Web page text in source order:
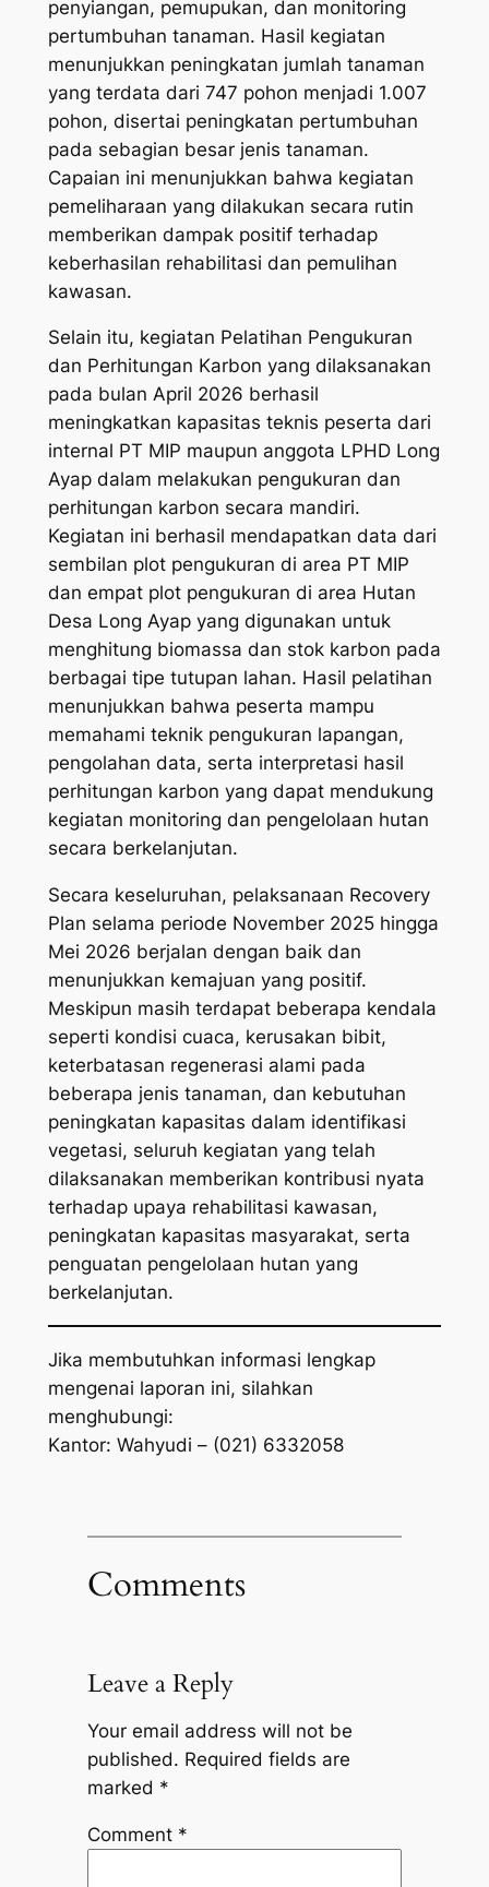
penyiangan, pemupukan, dan monitoring
pertumbuhan tanaman. Hasil kegiatan
menunjukkan peningkatan jumlah tanaman
yang terdata dari 747 pohon menjadi 1.007
pohon, disertai peningkatan pertumbuhan
pada sebagian besar jenis tanaman.
Capaian ini menunjukkan bahwa kegiatan
pemeliharaan yang dilakukan secara rutin
memberikan dampak positif terhadap
keberhasilan rehabilitasi dan pemulihan
kawasan.
Selain itu, kegiatan Pelatihan Pengukuran
dan Perhitungan Karbon yang dilaksanakan
pada bulan April 2026 berhasil
meningkatkan kapasitas teknis peserta dari
internal PT MIP maupun anggota LPHD Long
Ayap dalam melakukan pengukuran dan
perhitungan karbon secara mandiri.
Kegiatan ini berhasil mendapatkan data dari
sembilan plot pengukuran di area PT MIP
dan empat plot pengukuran di area Hutan
Desa Long Ayap yang digunakan untuk
menghitung biomassa dan stok karbon pada
berbagai tipe tutupan lahan. Hasil pelatihan
menunjukkan bahwa peserta mampu
memahami teknik pengukuran lapangan,
pengolahan data, serta interpretasi hasil
perhitungan karbon yang dapat mendukung
kegiatan monitoring dan pengelolaan hutan
secara berkelanjutan.
Secara keseluruhan, pelaksanaan Recovery
Plan selama periode November 2025 hingga
Mei 2026 berjalan dengan baik dan
menunjukkan kemajuan yang positif.
Meskipun masih terdapat beberapa kendala
seperti kondisi cuaca, kerusakan bibit,
keterbatasan regenerasi alami pada
beberapa jenis tanaman, dan kebutuhan
peningkatan kapasitas dalam identifikasi
vegetasi, seluruh kegiatan yang telah
dilaksanakan memberikan kontribusi nyata
terhadap upaya rehabilitasi kawasan,
peningkatan kapasitas masyarakat, serta
penguatan pengelolaan hutan yang
berkelanjutan.
Jika membutuhkan informasi lengkap
mengenai laporan ini, silahkan
menghubungi:
Kantor: Wahyudi – (021) 6332058
Comments
Leave a Reply
Your email address will not be
published. Required fields are
marked *
Comment *